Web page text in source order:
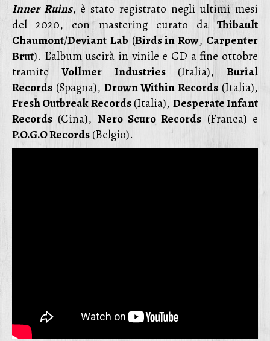
Inner Ruins, è stato registrato negli ultimi mesi
del 2020, con mastering curato daThibault
Chaumont/Deviant Lab (Birds in Row, Carpenter
Brut). L’album uscirà in vinile e CD a fine ottobre
tramite Vollmer Industries(Italia), Burial
Records (Spagna), Drown Within Records (Italia),
Fresh Outbreak Records(Italia), Desperate Infant
Records (Cina), Nero Scuro Records (Franca) e
P.O.G.O Records(Belgio).